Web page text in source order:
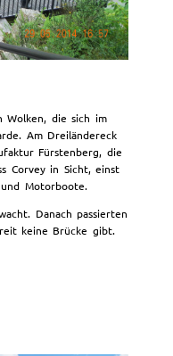
Wolken, die sich im
Am Dreiländereck
Fürstenberg, die
Corvey in Sicht, einst
Motorboote.
Danach passierten
keine Brücke gibt.